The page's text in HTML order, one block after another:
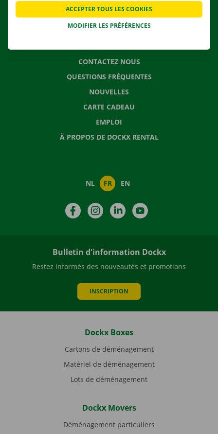
SOLUTIONS DE DÉMÉNAGEMENT
CONTACTEZ NOUS
QUESTIONS FRÉQUENTES
NOUVELLES
CARTE CADEAU
EMPLOI
À PROPOS DE DOCKX RENTAL
NL FR EN
FacebookInstagramLinkedIn
Bulletin d'information Dockx
Restez informés des nouveautés et promotions
INSCRIPTION
Dockx Boxes
Cartons de déménagement
Matériel de déménagement
Lots de déménagement
Dockx Movers
Déménagement particuliers
MODIFIER LES PRÉFÉRENCES
ACCEPTER TOUS LES COOKIES